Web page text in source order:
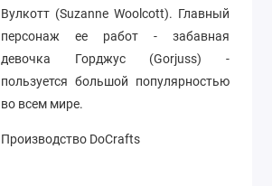
Вулкотт (Suzanne Woolcott). Главный
персонаж ее работ - забавная
девочка Горджус (Gorjuss) -
пользуется большой популярностью
во всем мире.
Производство DoCrafts